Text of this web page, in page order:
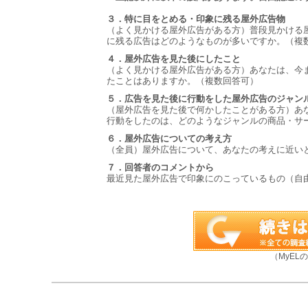
３．特に目をとめる・印象に残る屋外広告物
（よく見かける屋外広告がある方）普段見かけ
に残る広告はどのようなものが多いですか。（複
４．屋外広告を見た後にしたこと
（よく見かける屋外広告がある方）あなたは、
たことはありますか。（複数回答可）
５．広告を見た後に行動をした屋外広告のジャン
（屋外広告を見た後で何かしたことがある方）
行動をしたのは、どのようなジャンルの商品・
６．屋外広告についての考え方
（全員）屋外広告について、あなたの考えに近
７．回答者のコメントから
最近見た屋外広告で印象にのこっているもの（自
（MyEL